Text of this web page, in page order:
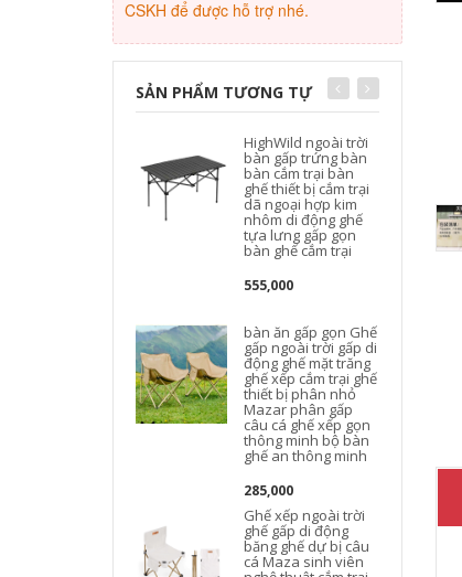
CSKH để được hỗ trợ nhé.
SẢN PHẨM TƯƠNG TỰ
HighWild ngoài trời
bàn gấp trứng bàn
bàn cắm trại bàn
ghế thiết bị cắm trại
dã ngoại hợp kim
nhôm di động ghế
tựa lưng gấp gọn
bàn ghế cắm trại
555,000
bàn ăn gấp gọn Ghế
gấp ngoài trời gấp di
động ghế mặt trăng
ghế xếp cắm trại ghế
thiết bị phân nhỏ
Mazar phân gấp
câu cá ghế xếp gọn
thông minh bộ bàn
ghế an thông minh
285,000
Ghế xếp ngoài trời
ghế gấp di động
băng ghế dự bị câu
cá Maza sinh viên